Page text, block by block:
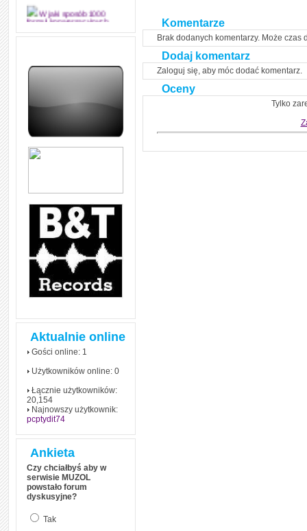
W jaki sposób 1000
formuł konwersacyjnych
pozwoli Ci opanować język
Angielskie przyimki
zapamiętasz
zrozumiale wytłumaczył, na
czym polega mowa zależna
(reported speech) w języku
angielskim
dłużej!
Aktualnie online
Gości online: 1
Użytkowników online: 0
Łącznie użytkowników:
20,154
Najnowszy użytkownik:
pcptydit74
Ankieta
Czy chciałbyś aby w
serwisie MUZOL
powstało forum
dyskusyjne?
Tak
Komentarze
Brak dodanych komentarzy. Może czas
Dodaj komentarz
Zaloguj się, aby móc dodać komentarz.
Oceny
Tylko